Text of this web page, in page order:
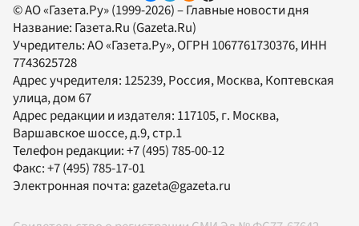
© АО «Газета.Ру» (1999-2026) – Главные новости дня
Название: Газета.Ru (Gazeta.Ru)
Учредитель:АО «Газета.Ру», ОГРН 1067761730376, ИНН
7743625728
Адрес учредителя: 125239, Россия, Москва, Коптевская
улица, дом 67
Адрес редакции и издателя: 117105, г. Москва,
Варшавское шоссе, д.9, стр.1
Телефон редакции:+7 (495) 785-00-12
Факс:+7 (495) 785-17-01
Электронная почта:gazeta@gazeta.ru